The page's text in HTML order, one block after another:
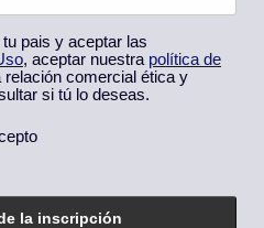
pais y aceptar las
, aceptar nuestra política de
relación comercial ética y
si tú lo deseas.
la inscripción